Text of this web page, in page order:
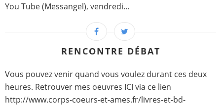
You Tube (Messangel), vendredi...
RENCONTRE DÉBAT
Vous pouvez venir quand vous voulez durant ces deux
heures. Retrouver mes oeuvres ICI via ce lien
http://www.corps-coeurs-et-ames.fr/livres-et-bd-